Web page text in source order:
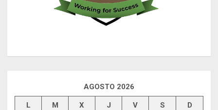
AGOSTO 2026
L M X J V S D